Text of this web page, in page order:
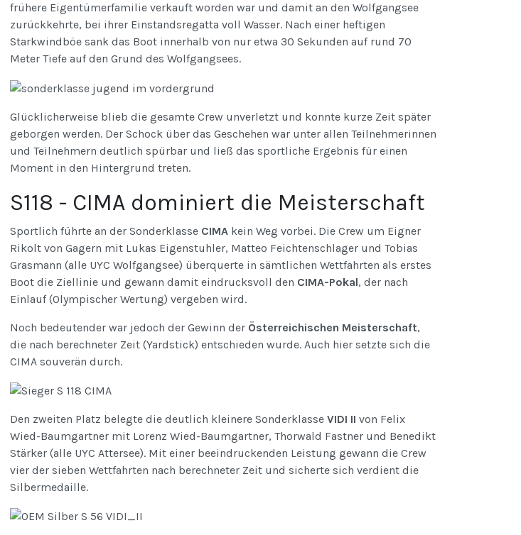
frühere Eigentümerfamilie verkauft worden war und damit an den Wolfgangsee
zurückkehrte, bei ihrer Einstandsregatta voll Wasser. Nach einer heftigen
Starkwindböe sank das Boot innerhalb von nur etwa 30 Sekunden auf rund 70
Meter Tiefe auf den Grund des Wolfgangsees.
Glücklicherweise blieb die gesamte Crew unverletzt und konnte kurze Zeit später
geborgen werden. Der Schock über das Geschehen war unter allen Teilnehmerinnen
und Teilnehmern deutlich spürbar und ließ das sportliche Ergebnis für einen
Moment in den Hintergrund treten.
S118 - CIMA dominiert die Meisterschaft
Sportlich führte an der Sonderklasse CIMAkein Weg vorbei. Die Crew um Eigner
Rikolt von Gagern mit Lukas Eigenstuhler, Matteo Feichtenschlager und Tobias
Grasmann (alle UYC Wolfgangsee) überquerte in sämtlichen Wettfahrten als erstes
Boot die Ziellinie und gewann damit eindrucksvoll den CIMA-Pokal, der nach
Einlauf (Olympischer Wertung) vergeben wird.
Noch bedeutender war jedoch der Gewinn der Österreichischen Meisterschaft,
die nach berechneter Zeit (Yardstick) entschieden wurde. Auch hier setzte sich die
CIMA souverän durch.
Den zweiten Platz belegte die deutlich kleinere Sonderklasse VIDI II von Felix
Wied-Baumgartner mit Lorenz Wied-Baumgartner, Thorwald Fastner und Benedikt
Stärker (alle UYC Attersee). Mit einer beeindruckenden Leistung gewann die Crew
vier der sieben Wettfahrten nach berechneter Zeit und sicherte sich verdient die
Silbermedaille.